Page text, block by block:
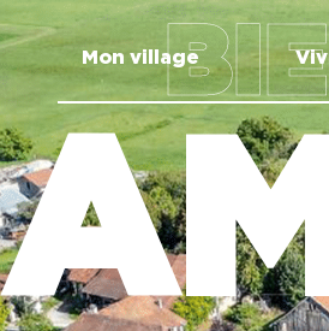
Mon village